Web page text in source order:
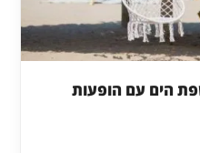
הים עם הופעות